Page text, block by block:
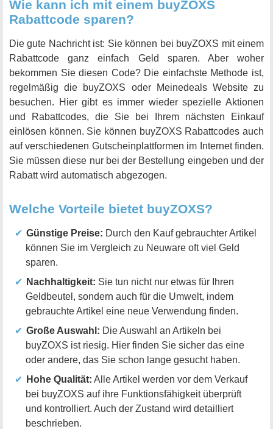
Wie kann ich mit einem buyZOXS
Rabattcode sparen?
Die gute Nachricht ist: Sie können bei buyZOXS mit einem
Rabattcode ganz einfach Geld sparen. Aber woher
bekommen Sie diesen Code? Die einfachste Methode ist,
regelmäßig die buyZOXS oder Meinedeals Website zu
besuchen. Hier gibt es immer wieder spezielle Aktionen
und Rabattcodes, die Sie bei Ihrem nächsten Einkauf
einlösen können. Sie können buyZOXS Rabattcodes auch
auf verschiedenen Gutscheinplattformen im Internet finden.
Sie müssen diese nur bei der Bestellung eingeben und der
Rabatt wird automatisch abgezogen.
Welche Vorteile bietet buyZOXS?
Günstige Preise: Durch den Kauf gebrauchter Artikel
können Sie im Vergleich zu Neuware oft viel Geld
sparen.
Nachhaltigkeit: Sie tun nicht nur etwas für Ihren
Geldbeutel, sondern auch für die Umwelt, indem
gebrauchte Artikel eine neue Verwendung finden.
Große Auswahl: Die Auswahl an Artikeln bei
buyZOXS ist riesig. Hier finden Sie sicher das eine
oder andere, das Sie schon lange gesucht haben.
Hohe Qualität: Alle Artikel werden vor dem Verkauf
bei buyZOXS auf ihre Funktionsfähigkeit überprüft
und kontrolliert. Auch der Zustand wird detailliert
beschrieben.